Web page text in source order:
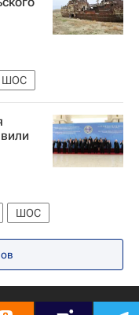
ШОС
ШОС